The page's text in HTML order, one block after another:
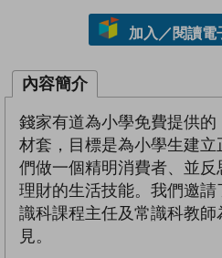
加入／閱讀電
內容簡介
錢家有道為小學免費提供
材套，目標是為小學生建
們做一個精明消費者、並
理財的生活技能。我們邀
識科課程主任及常識科教
見。